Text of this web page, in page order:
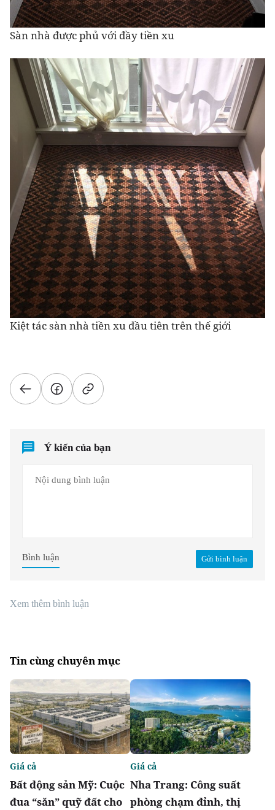
Sàn nhà được phủ với đầy tiền xu
Kiệt tác sàn nhà tiền xu đầu tiên trên thế giới
Ý kiến của bạn
Gửi bình luận
Bình luận
Xem thêm bình luận
Tin cùng chuyên mục
Bất động sản Mỹ: Cuộc
đua “săn” quỹ đất cho
Giá cả
Nha Trang: Công suất
phòng chạm đỉnh, thị
Giá cả